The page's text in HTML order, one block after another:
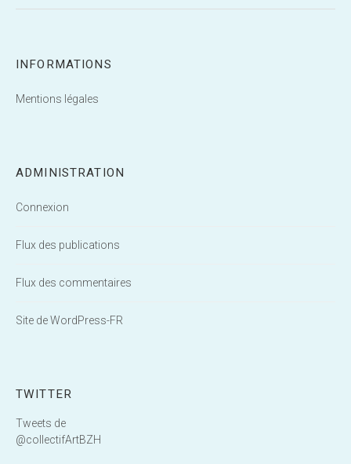
INFORMATIONS
Mentions légales
ADMINISTRATION
Connexion
Flux des publications
Flux des commentaires
Site de WordPress-FR
TWITTER
Tweets de
@collectifArtBZH